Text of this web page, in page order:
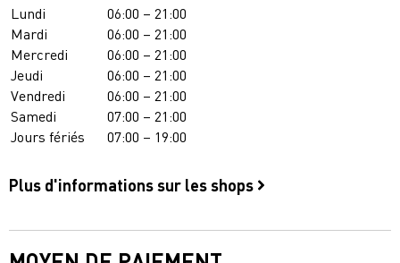
Lundi
06:00 – 21:00
Mardi
06:00 – 21:00
Mercredi
06:00 – 21:00
Jeudi
06:00 – 21:00
Vendredi
06:00 – 21:00
Samedi
07:00 – 21:00
Jours fériés
07:00 – 19:00
Plus d'informations sur les shops